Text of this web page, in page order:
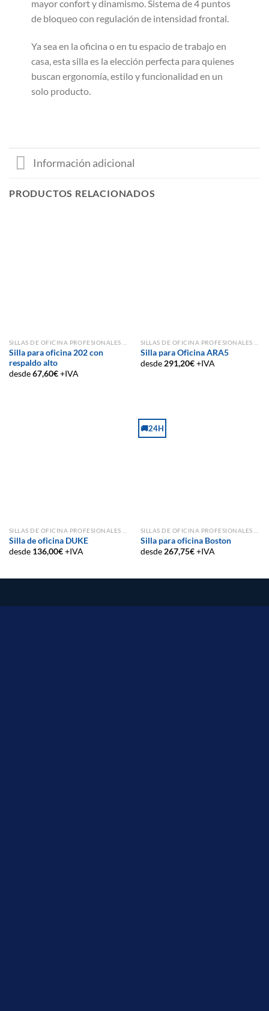
mayor confort y dinamismo. Sistema de 4 puntos
de bloqueo con regulación de intensidad frontal.
Ya sea en la oficina o en tu espacio de trabajo en
casa, esta silla es la elección perfecta para quienes
buscan ergonomía, estilo y funcionalidad en un
solo producto.
Información adicional
PRODUCTOS RELACIONADOS
SILLAS DE OFICINA PROFESIONALES Y ERGONÓMICAS
Silla para oficina 202 con
respaldo alto
desde67,60€+IVA
SILLAS DE OFICINA PROFESIONALES Y ERGONÓMICAS
Silla para Oficina ARA5
desde 291,20€+IVA
SILLAS DE OFICINA PROFESIONALES Y ERGONÓMICAS
Silla de oficina DUKE
desde 136,00€+IVA
🚚24H
SILLAS DE OFICINA PROFESIONALES Y ERGONÓMICAS
Silla para oficina Boston
desde 267,75€+IVA